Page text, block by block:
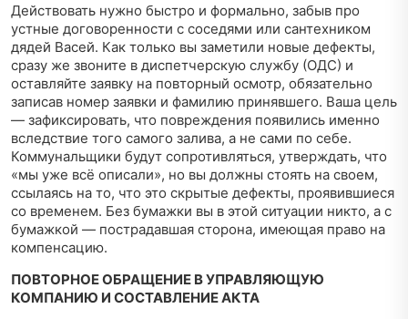
Действовать нужно быстро и формально, забыв про
устные договоренности с соседями или сантехником
дядей Васей. Как только вы заметили новые дефекты,
сразу же звоните в диспетчерскую службу (ОДС) и
оставляйте заявку на повторный осмотр, обязательно
записав номер заявки и фамилию принявшего. Ваша цель
— зафиксировать, что повреждения появились именно
вследствие того самого залива, а не сами по себе.
Коммунальщики будут сопротивляться, утверждать, что
«мы уже всё описали», но вы должны стоять на своем,
ссылаясь на то, что это скрытые дефекты, проявившиеся
со временем. Без бумажки вы в этой ситуации никто, а с
бумажкой — пострадавшая сторона, имеющая право на
компенсацию.
ПОВТОРНОЕ ОБРАЩЕНИЕ В УПРАВЛЯЮЩУЮ
КОМПАНИЮ И СОСТАВЛЕНИЕ АКТА